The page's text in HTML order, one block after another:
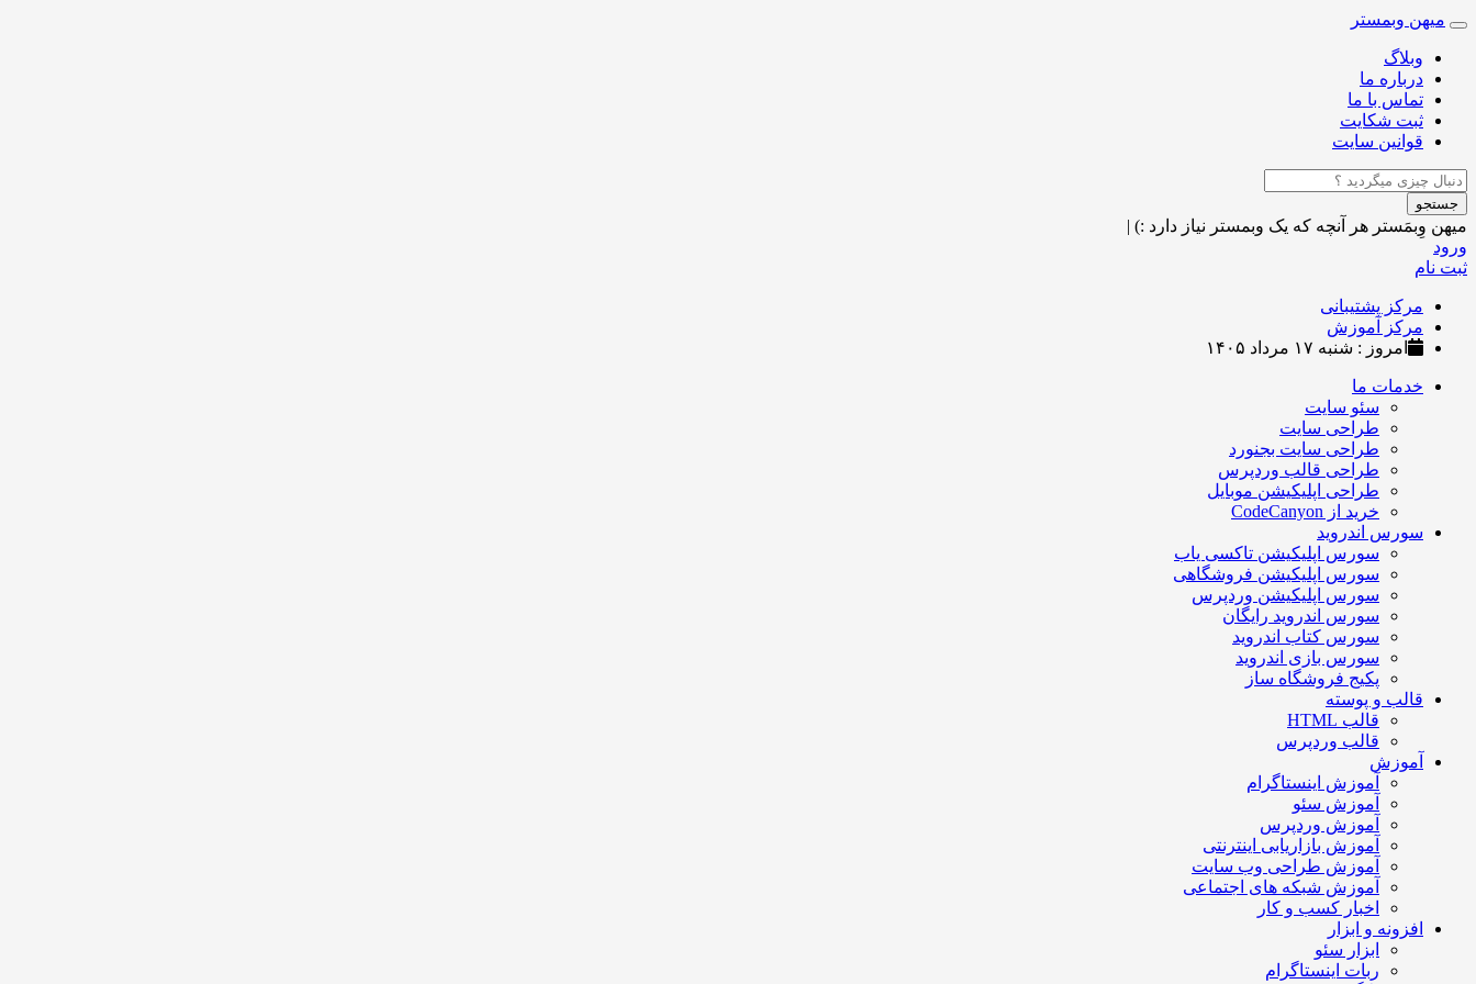
Toggle
navigation
میهن وبمستر
وبلاگ
درباره ما
تماس با ما
ثبت شکایت
قوانین سایت
جستجو
میهن وِبمَستر هر آنچه که یک وبمستر نیاز دارد :) |
ورود
ثبت نام
مرکز پشتیبانی
مرکز آموزش
امروز : شنبه ۱۷ مرداد ۱۴۰۵
خدمات ما
سئو سایت
طراحی سایت
طراحی سایت بجنورد
طراحی قالب وردپرس
طراحی اپلیکیشن موبایل
خرید از CodeCanyon
سورس اندروید
سورس اپلیکیشن تاکسی یاب
سورس اپلیکیشن فروشگاهی
سورس اپلیکیشن وردپرس
سورس اندروید رایگان
سورس کتاب اندروید
سورس بازی اندروید
پکیج فروشگاه ساز
قالب و پوسته
قالب HTML
قالب وردپرس
آموزش
آموزش اینستاگرام
آموزش سئو
آموزش وردپرس
آموزش بازاریابی اینترنتی
آموزش طراحی وب سایت
آموزش شبکه های اجتماعی
اخبار کسب و کار
افزونه و ابزار
ابزار سئو
ربات اینستاگرام